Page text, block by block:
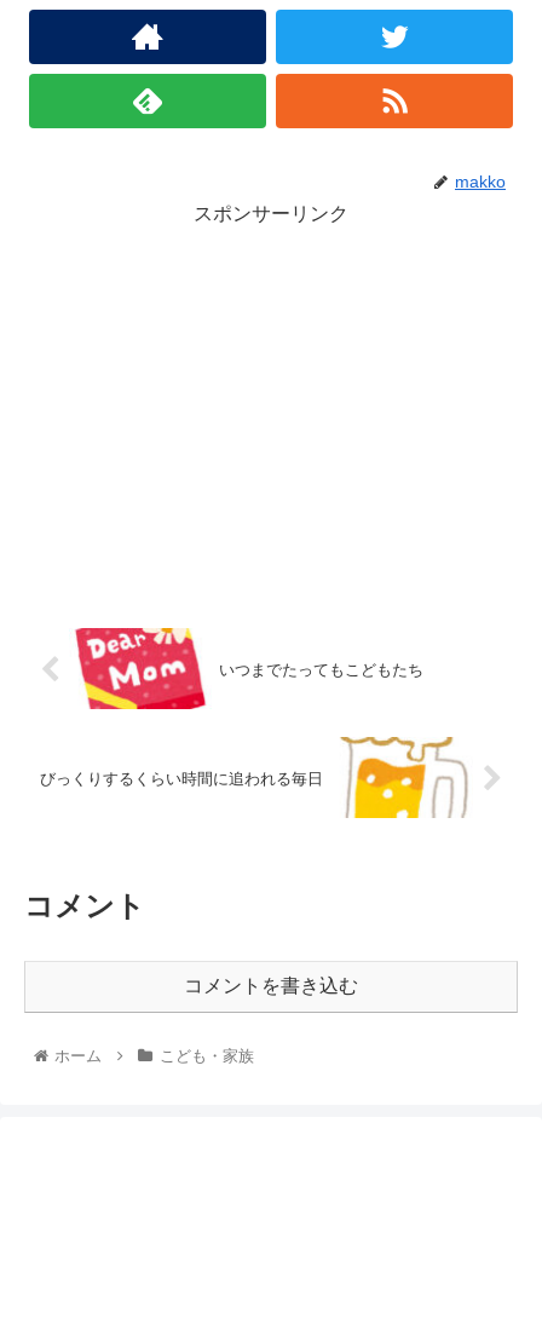
makko
スポンサーリンク
いつまでたってもこどもたち
びっくりするくらい時間に追われる毎日
コメント
コメントを書き込む
ホーム こども・家族